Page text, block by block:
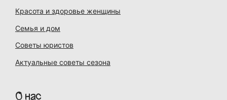
Красота и здоровье женщины
Семья и дом
Советы юристов
Актуальные советы сезона
О нас